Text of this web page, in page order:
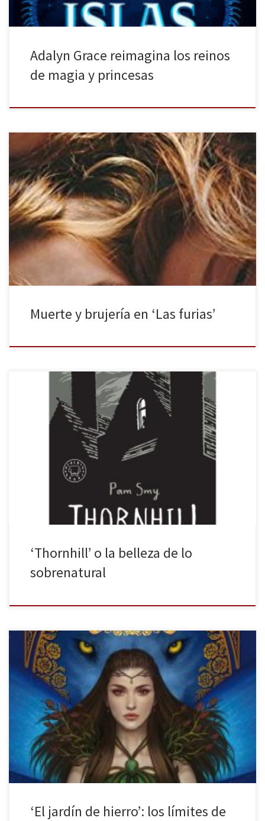
Adalyn Grace reimagina los reinos
de magia y princesas
Elegí la obra de Katie Lowe porque me recordaba a Las vírgenes
suicidas de Jeffrey Eugenides y a la película Mustang de Deniz
Gamze Ergüven, esa predilección que tengo por las adolescentes
raritas, inadaptadas e inconformistas. Sin embargo, Las furias no
continúa esa línea; se parece más a Las escalofriantes […]
Muerte y brujería en ‘Las furias’
Thornhill: Orfanato para chicas de Pam Smy, publicado por Blackie
Books, es uno de esos libros que te llama la atención por su
cubierta y las ilustraciones estampadas en ellas, en una
encuadernación en cartoné. Las expectativas continúan altas
cuando comienzas la historia y acabas cautivado por ella en sus
‘Thornhill’ o la belleza de lo
sobrenatural
Nocturna publica El jardín de hierro de Gema Bonnín, una novela
de fantasía con claroscuros, en la cual la contraposición entre el
bien y el mal se diluyen; el rencor y el perdón son dos armas de
doble filo. No obstante, es un libro de hadas, ¿no suelen ser
relatos […]
‘El jardín de hierro’: los límites de